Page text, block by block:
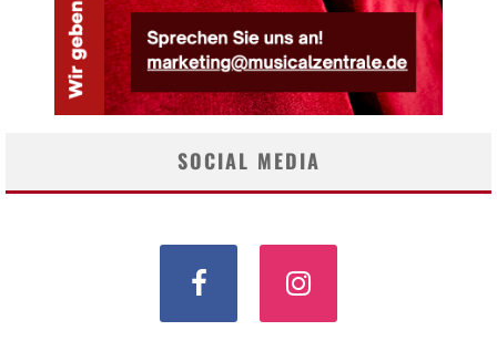
SOCIAL MEDIA